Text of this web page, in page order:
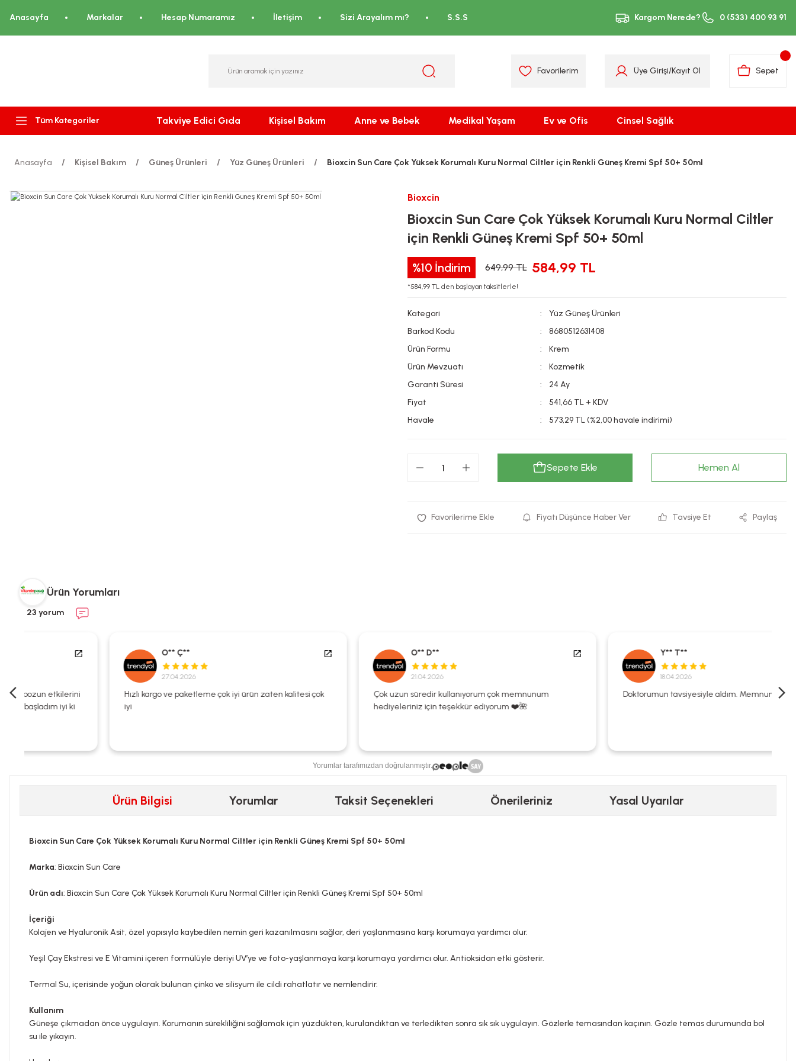
Anasayfa Markalar Hesap Numaramız İletişim Sizi Arayalım mı? S.S.S Kargom Nerede? 0 (533) 400 93 91
Favorilerim Üye Girişi/Kayıt Ol Sepet
Tüm Kategoriler Takviye Edici Gıda Kişisel Bakım Anne ve Bebek Medikal Yaşam Ev ve Ofis Cinsel Sağlık
Anasayfa Kişisel Bakım Güneş Ürünleri Yüz Güneş Ürünleri Bioxcin Sun Care Çok Yüksek Korumalı Kuru Normal Ciltler için Renkli Güneş Kremi Spf 50+ 50ml
Bioxcin
Bioxcin Sun Care Çok Yüksek Korumalı Kuru Normal Ciltler
için Renkli Güneş Kremi Spf 50+ 50ml
%10 İndirim 649,99 TL 584,99 TL
*584,99 TL den başlayan taksitlerle!
Kategori
Yüz Güneş Ürünleri
Barkod Kodu
8680512631408
Ürün Formu
Krem
Ürün Mevzuatı
Kozmetik
Garanti Süresi
24 Ay
Fiyat
541,66 TL + KDV
Havale
573,29 TL (%2,00 havale indirimi)
Sepete Ekle Hemen Al
Fiyatı Düşünce Haber Ver Tavsiye Et Paylaş
Ürün Yorumları
23 yorum
Hızlı kargo ve paketleme çok iyi ürün zaten kalitesi çok
iyi
Çok uzun süredir kullanıyorum çok memnunum
hediyeleriniz için teşekkür ediyorum ❤️🌺
Doktorumun tavsiyesiyle aldım. Memnunum.
Yorumlar tarafımızdan doğrulanmıştır.
Ürün Bilgisi Yorumlar Taksit Seçenekleri Önerileriniz Yasal Uyarılar
Bioxcin Sun Care Çok Yüksek Korumalı Kuru Normal Ciltler için Renkli Güneş Kremi Spf 50+ 50ml
Marka: Bioxcin Sun Care
Ürün adı: Bioxcin Sun Care Çok Yüksek Korumalı Kuru Normal Ciltler için Renkli Güneş Kremi Spf 50+ 50ml
İçeriği
Kolajen ve Hyaluronik Asit, özel yapısıyla kaybedilen nemin geri kazanılmasını sağlar, deri yaşlanmasına karşı korumaya yardımcı olur.
Yeşil Çay Ekstresi ve E Vitamini içeren formülüyle deriyi UV’ye ve foto-yaşlanmaya karşı korumaya yardımcı olur. Antioksidan etki gösterir.
Termal Su, içerisinde yoğun olarak bulunan çinko ve silisyum ile cildi rahatlatır ve nemlendirir.
Kullanım
Güneşe çıkmadan önce uygulayın. Korumanın sürekliliğini sağlamak için yüzdükten, kurulandıktan ve terledikten sonra sık sık uygulayın. Gözlerle temasından kaçının. Gözle temas durumunda bol
su ile yıkayın.